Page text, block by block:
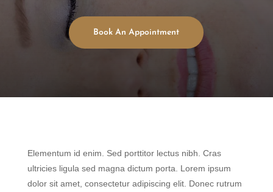
Book An Appointment
Elementum id enim. Sed porttitor lectus nibh. Cras
ultricies ligula sed magna dictum porta. Lorem ipsum
dolor sit amet, consectetur adipiscing elit. Donec rutrum